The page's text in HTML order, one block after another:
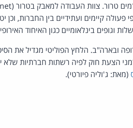
טרור. צוות העבודה למאבק בטרור (
פעולה קיימים ועתידיים בין החברות,
וגופים בינלאומיים כגון האיחוד
ובארה"ב. הלחץ הפוליטי מגדיל את
הצעת חוק לפיה רשתות חברתיות שלא
(מאת: ג'וליה פיורטי).